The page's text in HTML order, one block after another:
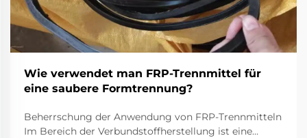
Wie verwendet man FRP-Trennmittel für
eine saubere Formtrennung?
Beherrschung der Anwendung von FRP-Trennmitteln
Im Bereich der Verbundstoffherstellung ist eine